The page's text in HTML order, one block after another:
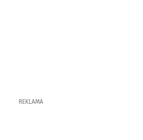
REKLAMA